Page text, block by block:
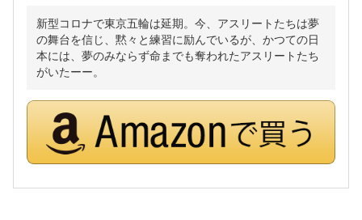
新型コロナで東京五輪は延期。今、アスリートたちは夢
の舞台を信じ、黙々と練習に励んでいるが、かつての日
本には、夢のみならず命までも奪われたアスリートたち
がいたーー。